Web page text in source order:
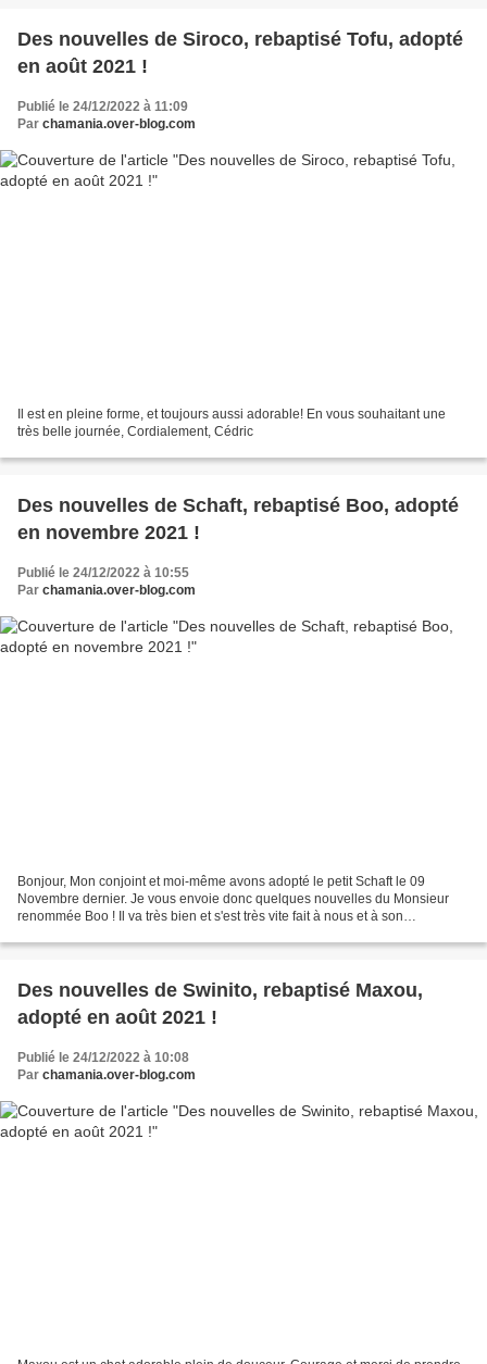
Des nouvelles de Siroco, rebaptisé Tofu, adopté
en août 2021 !
Publié le 24/12/2022 à 11:09
Par chamania.over-blog.com
Il est en pleine forme, et toujours aussi adorable! En vous souhaitant une
très belle journée, Cordialement, Cédric
Des nouvelles de Schaft, rebaptisé Boo, adopté
en novembre 2021 !
Publié le 24/12/2022 à 10:55
Par chamania.over-blog.com
Bonjour, Mon conjoint et moi-même avons adopté le petit Schaft le 09
Novembre dernier. Je vous envoie donc quelques nouvelles du Monsieur
renommée Boo ! Il va très bien et s'est très vite fait à nous et à son
Des nouvelles de Swinito, rebaptisé Maxou,
adopté en août 2021 !
Publié le 24/12/2022 à 10:08
Par chamania.over-blog.com